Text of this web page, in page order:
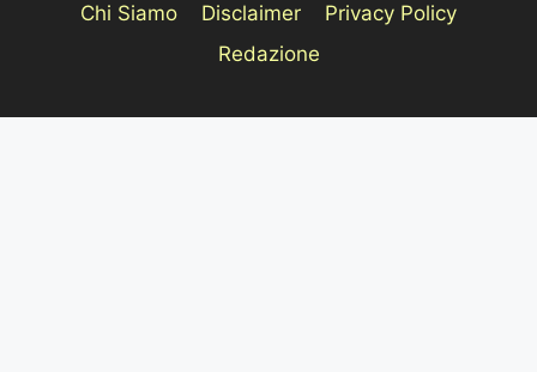
Chi Siamo Disclaimer
Privacy Policy
Redazione